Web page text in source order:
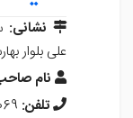
نشانی:
علی بلوار
نام
تلفن: